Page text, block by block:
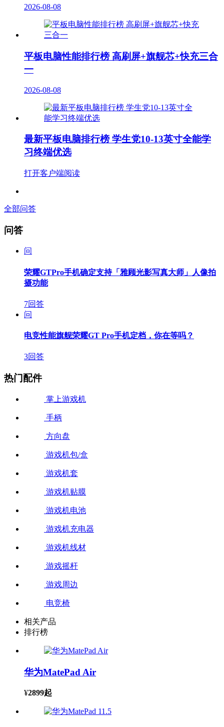
2026-08-08
平板电脑性能排行榜 高刷屏+旗舰芯+快充三合
一
2026-08-08
最新平板电脑排行榜 学生党10-13英寸全能学
习终端优选
打开客户端阅读
全部问答
问答
问
荣耀GTPro手机确定支持「雅顾光影写真大师」人像拍
摄功能
7回答
问
电竞性能旗舰荣耀GT Pro手机定档，你在等吗？
3回答
热门配件
掌上游戏机
手柄
方向盘
游戏机包/盒
游戏机套
游戏机贴膜
游戏机电池
游戏机充电器
游戏机线材
游戏摇杆
游戏周边
电竞椅
相关产品
排行榜
华为MatePad Air
¥2899起